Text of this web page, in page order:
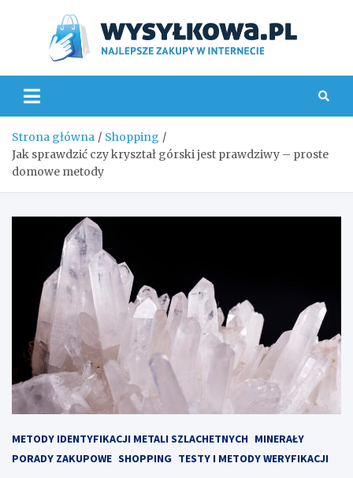
Strona główna
Shopping
Jak sprawdzić czy kryształ górski jest prawdziwy – proste
domowe metody
METODY IDENTYFIKACJI METALI SZLACHETNYCH MINERAŁY
PORADY ZAKUPOWE SHOPPING TESTY I METODY WERYFIKACJI